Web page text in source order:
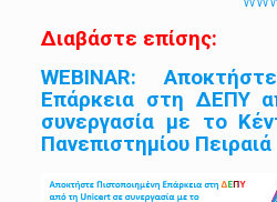
Διαβάστε επίσης:
WEBINAR:
Επάρκεια στη ΔΕΠΥ
συνεργασία με το
Πανεπιστημίου Πειραιά